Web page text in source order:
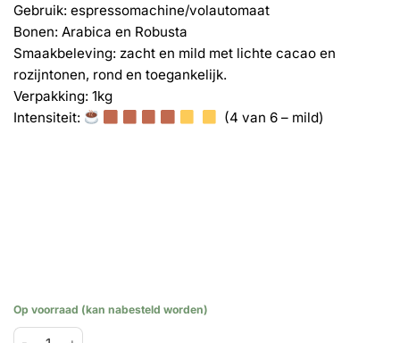
Gebruik: espressomachine/volautomaat
Bonen: Arabica en Robusta
Smaakbeleving: zacht en mild met lichte cacao en
rozijntonen, rond en toegankelijk.
Verpakking: 1kg
Intensiteit:
(4 van 6 – mild)
Op voorraad (kan nabesteld worden)
Aprigio Sereno – Cafeïnevrije koffiebonen -1kg aantal